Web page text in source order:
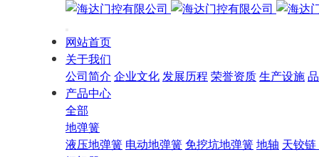
网站首页
关于我们
公司简介 企业文化发展历程 荣誉资质生产设施
产品中心
全部
地弹簧
液压地弹簧 电动地弹簧 免挖坑地弹簧地轴 天铰